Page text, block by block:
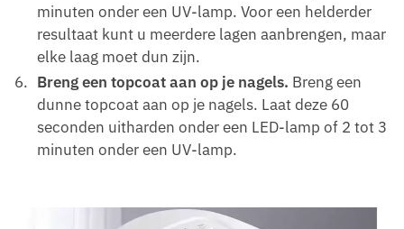
minuten onder een UV-lamp. Voor een helderder
resultaat kunt u meerdere lagen aanbrengen, maar
elke laag moet dun zijn.
Breng een topcoat aan op je nagels. Breng een
dunne topcoat aan op je nagels. Laat deze 60
seconden uitharden onder een LED-lamp of 2 tot 3
minuten onder een UV-lamp.